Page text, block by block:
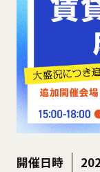
開催日時